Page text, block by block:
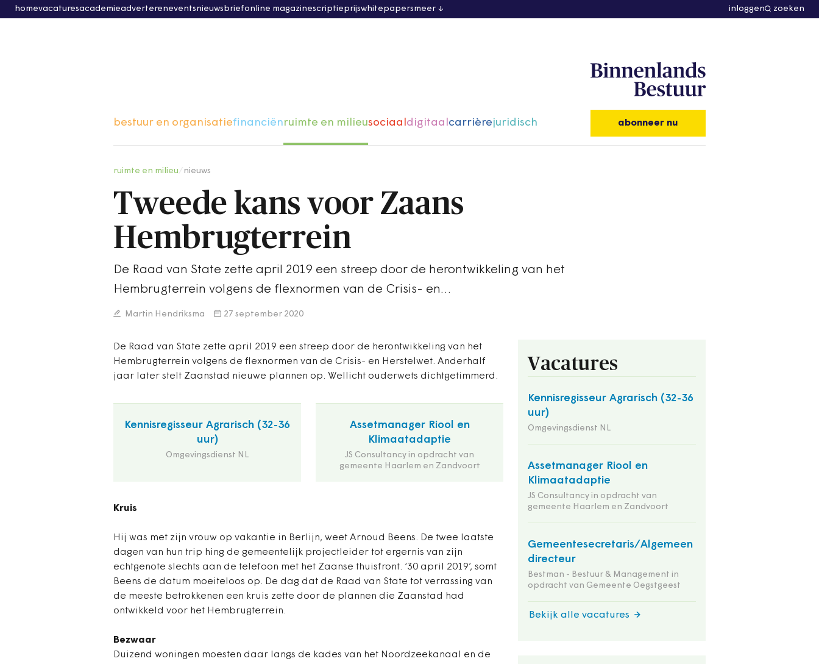
homevacaturesacademieadvertereneventsnieuwsbriefonline magazinescriptieprijswhitepapersmeer inloggen zoeken
bestuur en organisatiefinanciënruimte en milieusociaaldigitaalcarrièrejuridisch abonneer nu
ruimte en milieu nieuws
Tweede kans voor Zaans
Hembrugterrein
De Raad van State zette april 2019 een streep door de herontwikkeling van het
Hembrugterrein volgens de flexnormen van de Crisis- en…
Martin Hendriksma 27 september 2020
De Raad van State zette april 2019 een streep door de herontwikkeling van het
Hembrugterrein volgens de flexnormen van de Crisis- en Herstelwet. Anderhalf
jaar later stelt Zaanstad nieuwe plannen op. Wellicht ouderwets dichtgetimmerd.
Kennisregisseur Agrarisch (32-36
uur)
Omgevingsdienst NL
Assetmanager Riool en
Klimaatadaptie
JS Consultancy in opdracht van
gemeente Haarlem en Zandvoort
Kruis
Vacatures
Kennisregisseur Agrarisch (32-36
uur)
Omgevingsdienst NL
Assetmanager Riool en
Klimaatadaptie
JS Consultancy in opdracht van
gemeente Haarlem en Zandvoort
Gemeentesecretaris/Algemeen
directeur
Bestman - Bestuur & Management in
opdracht van Gemeente Oegstgeest
Bekijk alle vacatures
Hij was met zijn vrouw op vakantie in Berlijn, weet Arnoud Beens. De twee laatste
dagen van hun trip hing de gemeentelijk projectleider tot ergernis van zijn
echtgenote slechts aan de telefoon met het Zaanse thuisfront. ‘30 april 2019’, somt
Beens de datum moeiteloos op. De dag dat de Raad van State tot verrassing van
de meeste betrokkenen een kruis zette door de plannen die Zaanstad had
ontwikkeld voor het Hembrugterrein.
Bezwaar
Duizend woningen moesten daar langs de kades van het Noordzeekanaal en de